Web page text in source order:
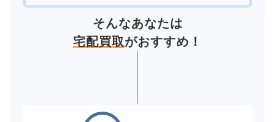
そんなあなたは
宅配買取がおすすめ！